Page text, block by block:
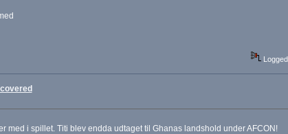
Logged
med i spillet. Titi blev endda udtaget til Ghanas landshold under AFCON!